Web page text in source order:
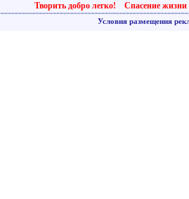
Творить добро легко! Спасение жизни
Условия размещения